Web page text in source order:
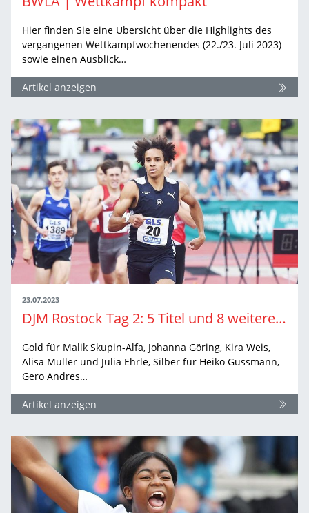
Hier finden Sie eine Übersicht über die Highlights des
vergangenen Wettkampfwochenendes (22./23. Juli 2023)
sowie einen Ausblick…
Artikel anzeigen
23.07.2023
DJM Rostock Tag 2: 5 Titel und 8 weitere Medaillen
Gold für Malik Skupin-Alfa, Johanna Göring, Kira Weis,
Alisa Müller und Julia Ehrle, Silber für Heiko Gussmann,
Gero Andres…
Artikel anzeigen